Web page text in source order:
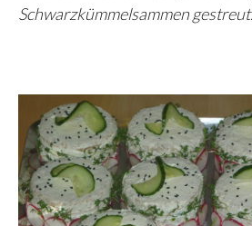
Schwarzkümmelsammen gestreut.